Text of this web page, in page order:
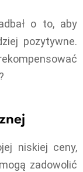
o to, aby
pozytywne.
niskiej ceny,
zadowolić